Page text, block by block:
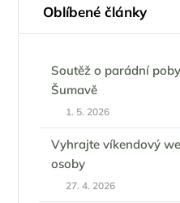
Oblíbené články
Soutěž o parádní
Šumavě
1. 5. 2026
Vyhrajte víkendový
osoby
27. 4. 2026